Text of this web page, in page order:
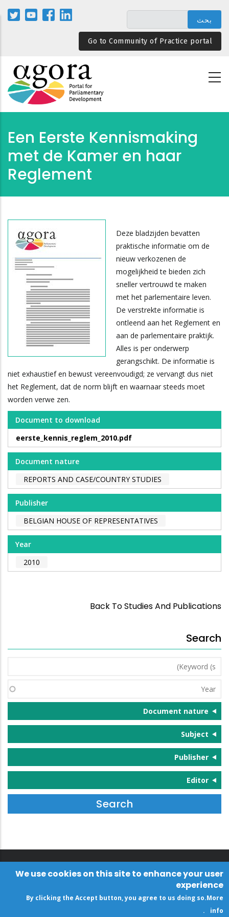
المحتوى
الرئيسيGo to Community of Practice portal
Een Eerste Kennismaking
met de Kamer en haar
Reglement
Deze bladzijden bevatten
praktische informatie om de
nieuw verkozenen de
mogelijkheid te bieden zich
sneller vertrouwd te maken
met het parlementaire leven.
De verstrekte informatie is
ontleend aan het Reglement en
aan de parlementaire praktijk.
Alles is per onderwerp
gerangschikt. De informatie is
niet exhaustief en bewust vereenvoudigd; ze vervangt dus niet
het Reglement, dat de norm blijft en waarnaar steeds moet
worden verwe­ zen.
Document to download
eerste_kennis_reglem_2010.pdf
Document nature
REPORTS AND CASE/COUNTRY STUDIES
Publisher
BELGIAN HOUSE OF REPRESENTATIVES
Year
2010
Back To Studies And Publications
Search
Keyword
(s)
Year
Document nature
Subject
Publisher
Editor
We use cookies on this site to enhance your user
experience
By clicking the Accept button, you agree to us doing so.More
info
.